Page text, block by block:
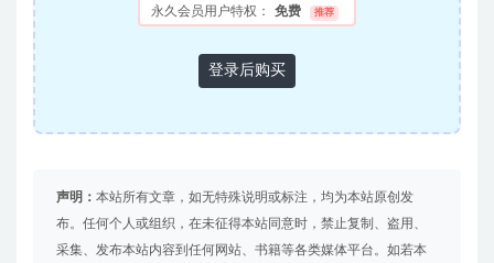
永久会员用户特权： 免费 推荐
登录后购买
声明： 本站所有文章，如无特殊说明或标注，均为本站原创发
布。任何个人或组织，在未征得本站同意时，禁止复制、盗用、
采集、发布本站内容到任何网站、书籍等各类媒体平台。如若本